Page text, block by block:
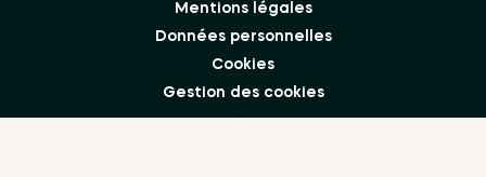
Mentions légales
Données personnelles
Cookies
Gestion des cookies